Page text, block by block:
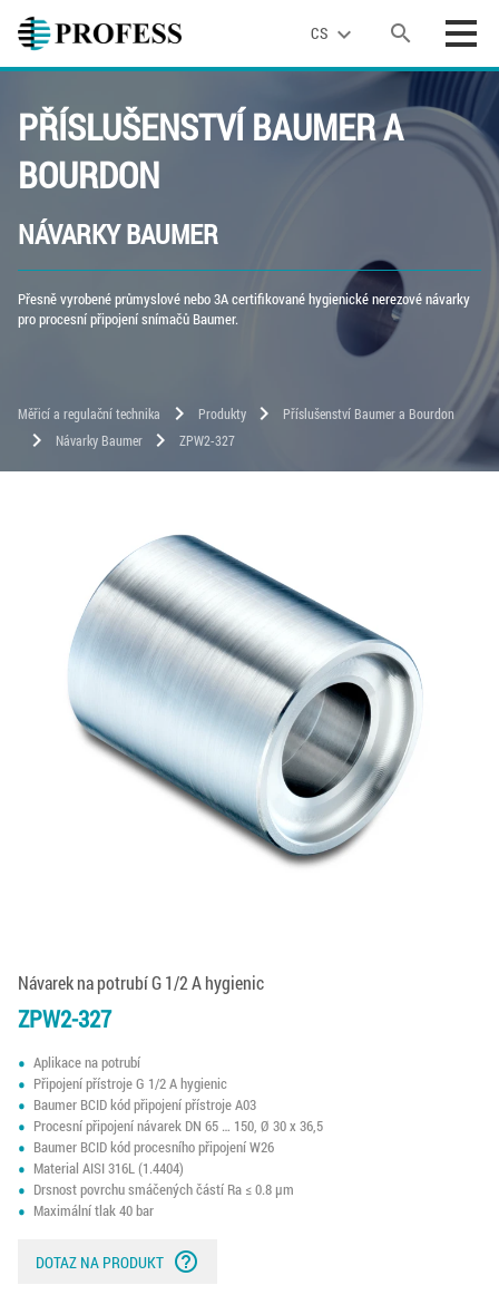
CS expand_more search
PŘÍSLUŠENSTVÍ BAUMER A
BOURDON
NÁVARKY BAUMER
Přesně vyrobené průmyslové nebo 3A certifikované hygienické nerezové návarky
pro procesní připojení snímačů Baumer.
Měřicí a regulační technika chevron_right Produkty chevron_right Příslušenství Baumer a Bourdon
chevron_right Návarky Baumer chevron_right ZPW2-327
Návarek na potrubí G 1/2 A hygienic
ZPW2-327
Aplikace na potrubí
Připojení přístroje G 1/2 A hygienic
Baumer BCID kód připojení přístroje A03
Procesní připojení návarek DN 65 … 150, Ø 30 x 36,5
Baumer BCID kód procesního připojení W26
Material AISI 316L (1.4404)
Drsnost povrchu smáčených částí Ra ≤ 0.8 µm
Maximální tlak 40 bar
DOTAZ NA PRODUKT help_outline